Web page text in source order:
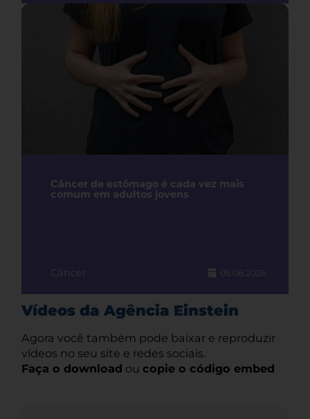
Câncer de estômago é cada vez mais
comum em adultos jovens
Câncer 05.08.2026
Vídeos da Agência Einstein
Agora você também pode baixar e reproduzir
vídeos no seu site e redes sociais.
Faça o download ou copie o código embed